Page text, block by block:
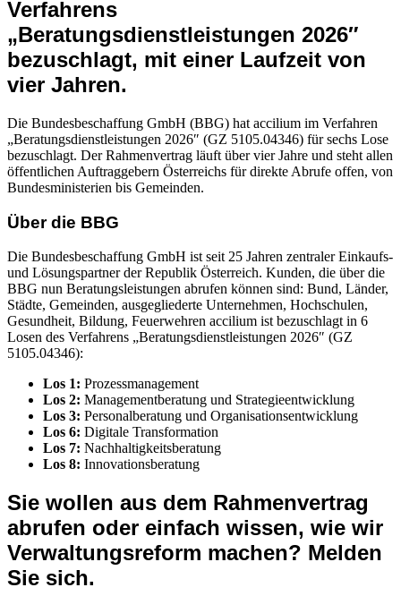
Verfahrens
„Beratungsdienstleistungen 2026″
bezuschlagt, mit einer Laufzeit von
vier Jahren.
Die Bundesbeschaffung GmbH (BBG) hat accilium im Verfahren
„Beratungsdienstleistungen 2026″ (GZ 5105.04346) für sechs Lose
bezuschlagt. Der Rahmenvertrag läuft über vier Jahre und steht allen
öffentlichen Auftraggebern Österreichs für direkte Abrufe offen, von
Bundesministerien bis Gemeinden.
Über die BBG
Die Bundesbeschaffung GmbH ist seit 25 Jahren zentraler Einkaufs-
und Lösungspartner der Republik Österreich. Kunden, die über die
BBG nun Beratungsleistungen abrufen können sind: Bund, Länder,
Städte, Gemeinden, ausgegliederte Unternehmen, Hochschulen,
Gesundheit, Bildung, Feuerwehren accilium ist bezuschlagt in 6
Losen des Verfahrens „Beratungsdienstleistungen 2026″ (GZ
5105.04346):
Los 1: Prozessmanagement
Los 2: Managementberatung und Strategieentwicklung
Los 3: Personalberatung und Organisationsentwicklung
Los 6: Digitale Transformation
Los 7: Nachhaltigkeitsberatung
Los 8: Innovationsberatung
Sie wollen aus dem Rahmenvertrag
abrufen oder einfach wissen, wie wir
Verwaltungsreform machen? Melden
Sie sich.